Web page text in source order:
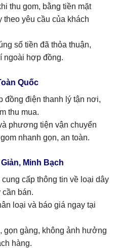
thu gom, bằng tiền mặt
theo yêu cầu của khách
số tiền đã thỏa thuận,
ngoài hợp đồng.
Quốc
đồng điện thanh lý tận nơi,
thu mua.
phương tiện vận chuyển
nhanh gọn, an toàn.
Minh Bạch
cấp thông tin về loại dây
cần bán.
loại và báo giá ngay tại
gọn gàng, không ảnh hưởng
hàng.